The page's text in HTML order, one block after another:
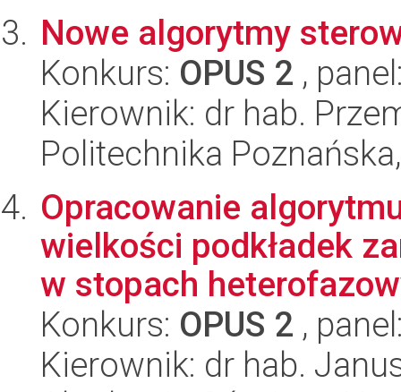
Nowe algorytmy
Konkurs: OPUS 2 ,
Kierownik: dr hab.
Politechnika
Opracowanie
wielkości podkładek
w stopach
Konkurs: OPUS 2 ,
Kierownik: dr hab.